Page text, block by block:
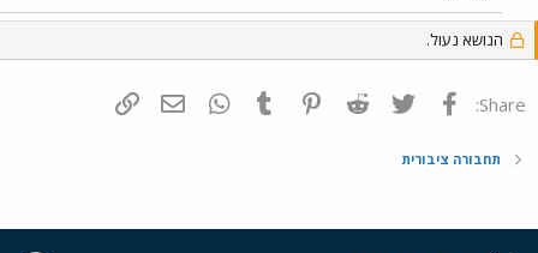
הנושא נעול.
Share: פייסבוק Twitter
Reddit
Pinterest
Tumblr
WhatsAppדואר אלקטרוני
תחבורה ציבורית